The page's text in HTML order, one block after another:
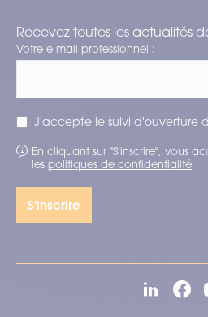
Recevez toutes les actualités
Votre e-mail professionnel :
J'accepte le suivi d'ouverture
En cliquant sur "S'inscrire", vous
les politiques de confidentialité.